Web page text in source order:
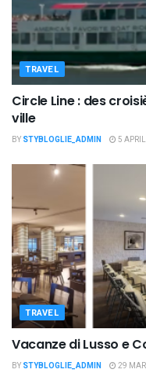
TRAVEL
Circle Line : des
ville
BY STYBLOGLIE_ADMIN 5
TRAVEL
Vacanze di Lusso e
BY STYBLOGLIE_ADMIN 29